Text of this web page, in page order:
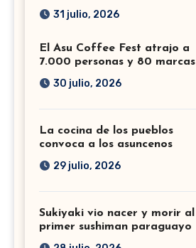
31 julio, 2026
El Asu Coffee Fest atrajo a
7.000 personas y 80 marcas
30 julio, 2026
La cocina de los pueblos
convoca a los asuncenos
29 julio, 2026
Sukiyaki vio nacer y morir al
primer sushiman paraguayo